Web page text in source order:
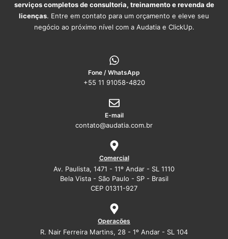
serviços completos de consultoria, treinamento e revenda de
licenças. Entre em contato para um orçamento e eleve seu
negócio ao próximo nível com a Audatia e ClickUp.
Fone / WhatsApp
+55 11 91058-4820
E-mail
contato@audatia.com.br
Comercial
Av. Paulista, 1471 - 11º Andar - SL 1110
Bela Vista - São Paulo - SP - Brasil
CEP 01311-927
Operações
R. Nair Ferreira Martins, 28 - 1º Andar - SL 104